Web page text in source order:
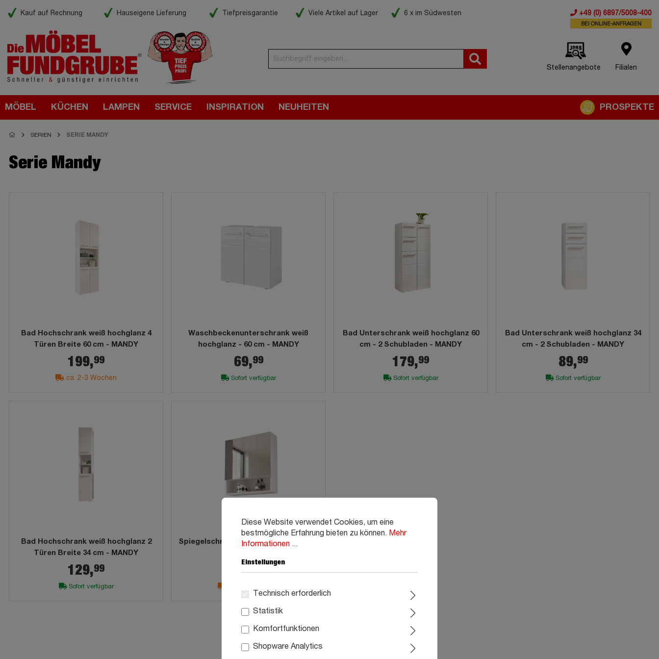
Kauf auf Rechnung Hauseigene Lieferung Tiefpreisgarantie Viele Artikel auf Lager 6 x im Südwesten +49 (0) 6897/5008-400
BEI ONLINE-ANFRAGEN
Stellenangebote Filialen
MÖBEL KÜCHEN LAMPEN SERVICE INSPIRATION NEUHEITEN PROSPEKTE
SERIEN SERIE MANDY
Serie Mandy
Bad Hochschrank weiß hochglanz 4
Türen Breite 60 cm - MANDY
199,99
ca. 2-3 Wochen
Waschbeckenunterschrank weiß
hochglanz - 60 cm - MANDY
69,99
Sofort verfügbar
Bad Unterschrank weiß hochglanz 60
cm - 2 Schubladen - MANDY
179,99
Sofort verfügbar
Bad Unterschrank weiß hochglanz 34
cm - 2 Schubladen - MANDY
89,99
Sofort verfügbar
Bad Hochschrank weiß hochglanz 2
Türen Breite 34 cm - MANDY
129,99
Sofort verfügbar
Spiegelschrank weiß hochglanz 65 cm
79,
Diese Website verwendet Cookies, um eine
bestmögliche Erfahrung bieten zu können. Mehr
Informationen ...
Einstellungen
Technisch erforderlich
Statistik
Komfortfunktionen
Shopware Analytics